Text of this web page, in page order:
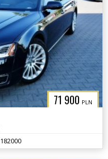
71 900 PLN
182000